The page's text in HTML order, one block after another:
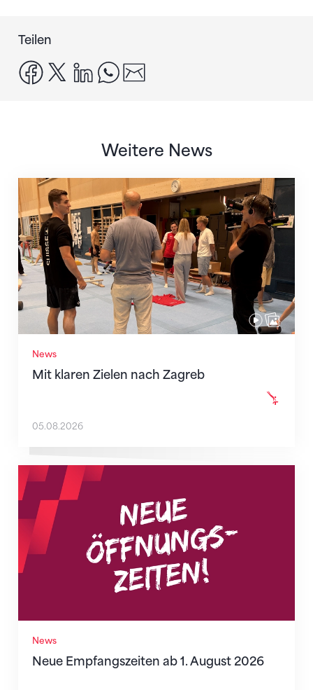
Teilen
facebook
x linkedinwhatsapp
Weitere News
News
Mit klaren Zielen nach Zagreb
Mit klaren Zielen nach Zagreb
05.08.2026
News
Neue Empfangszeiten ab 1. August 2026
Neue Empfangszeiten ab 1. August 2026